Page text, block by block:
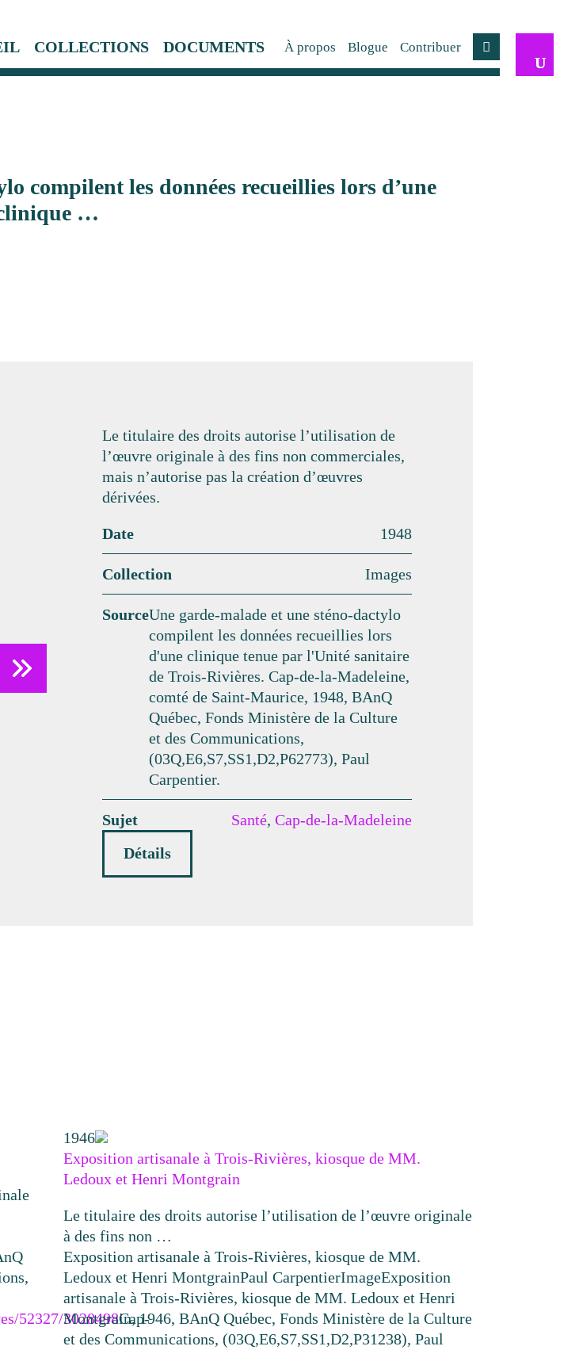
COLLECTIONS DOCUMENTS À propos Blogue Contribuer Compte
compilent les données recueillies lors d’une
…
Le titulaire des droits autorise l’utilisation de
l’œuvre originale à des fins non commerciales,
mais n’autorise pas la création d’œuvres
dérivées.
Date 1948
Collection Images
SourceUne garde-malade et une sténo-dactylo
compilent les données recueillies lors
d'une clinique tenue par l'Unité sanitaire
de Trois-Rivières. Cap-de-la-Madeleine,
comté de Saint-Maurice, 1948, BAnQ
Québec, Fonds Ministère de la Culture
et des Communications,
(03Q,E6,S7,SS1,D2,P62773), Paul
Carpentier.
Sujet Santé, Cap-de-la-Madeleine
Détails
52327/3028498Cap-
1946
Exposition artisanale à Trois-Rivières, kiosque de MM.
Ledoux et Henri Montgrain
Le titulaire des droits autorise l’utilisation de l’œuvre originale
à des fins non …
Exposition artisanale à Trois-Rivières, kiosque de MM.
Ledoux et Henri MontgrainPaul CarpentierImageExposition
artisanale à Trois-Rivières, kiosque de MM. Ledoux et Henri
Montgrain, 1946, BAnQ Québec, Fonds Ministère de la Culture
et des Communications, (03Q,E6,S7,SS1,D2,P31238), Paul